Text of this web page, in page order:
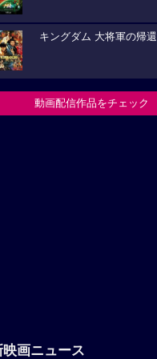
キングダム 大将軍の帰還
動画配信作品をチェック
映画ニュース